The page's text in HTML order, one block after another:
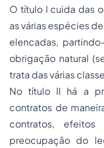
O título I cuida das
as várias espécies
elencadas,
obrigação natural
trata das várias
No título II há a
contratos de
contratos,
preocupação do